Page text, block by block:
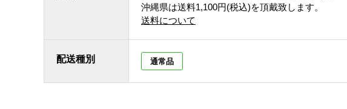
沖縄県は送料1,100円(税込)を頂戴致します。
送料について
配送種別 通常品